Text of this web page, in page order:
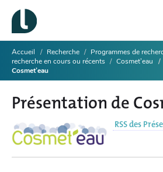
Accueil Recherche Programmes de
recherche en cours ou récents
Cosmet’eau
Cosmet’eau
Présentation de
RSS des